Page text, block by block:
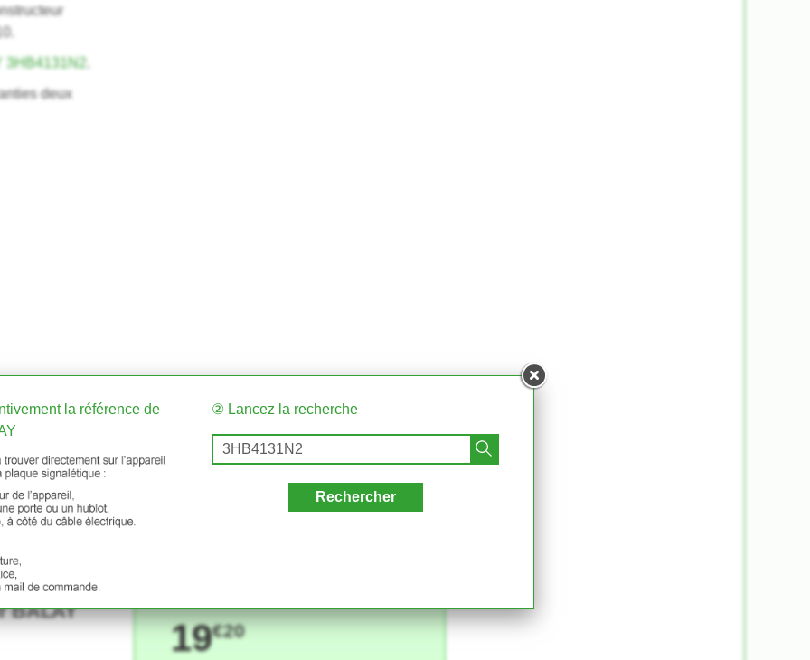
3HB4131N2
deux
BALAY
19€20
la référence de
② Lancez la recherche
Rechercher